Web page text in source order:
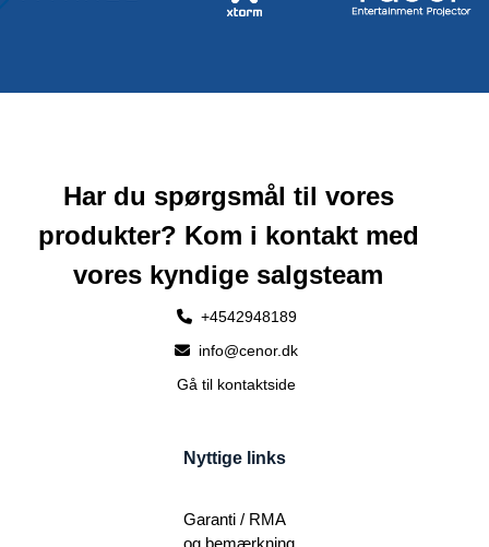
Har du spørgsmål til vores
produkter? Kom i kontakt med
vores kyndige salgsteam
+4542948189
info@cenor.dk
Gå til kontaktside
Nyttige links
Garanti / RMA